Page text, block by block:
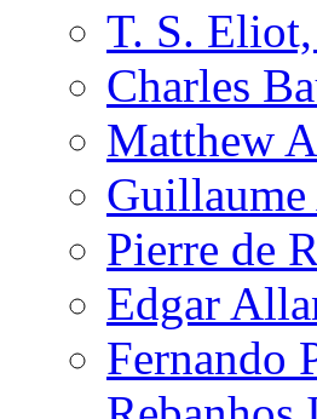
T. S.
Charles
Matthew
Pierre de
Edgar
Fernando